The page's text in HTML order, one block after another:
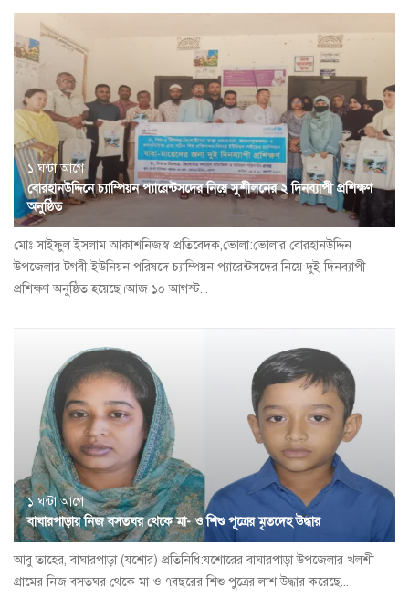
১ ঘন্টা আগে
বোরহানউদ্দিনে চ্যাম্পিয়ন প্যারেন্টসদের নিয়ে সুশীলনের ২ দিনব্যাপী প্রশিক্ষণ
অনুষ্ঠিত
মোঃ সাইফুল ইসলাম আকাশনিজস্ব প্রতিবেদক,ভোলা:ভোলার বোরহানউদ্দিন
উপজেলার টগবী ইউনিয়ন পরিষদে চ্যাম্পিয়ন প্যারেন্টসদের নিয়ে দুই দিনব্যাপী
প্রশিক্ষণ অনুষ্ঠিত হয়েছে।আজ ১০ আগস্ট...
১ ঘন্টা আগে
বাঘারপাড়ায় নিজ বসতঘর থেকে মা- ও শিশু পূত্রের মৃতদেহ উদ্ধার
আবু তাহের, বাঘারপাড়া (যশোর) প্রতিনিধি:যশোরের বাঘারপাড়া উপজেলার খলশী
গ্রামের নিজ বসতঘর থেকে মা ও ৭বছরের শিশু পুত্রের লাশ উদ্ধার করেছে...